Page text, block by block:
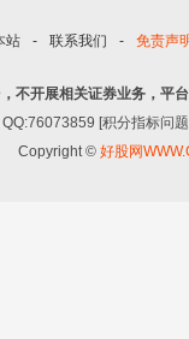
站 - 联系我们 - 免责声
不开展相关证券业务，平
QQ:76073859 [积分指标问
Copyright © 好股网